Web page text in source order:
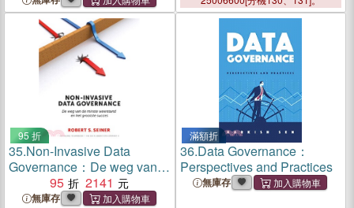
Models
Governance
95 折
35.Non-Invasive Data
Governance：De weg van
de minste weerstand en het
grootste succes
95 2141
無庫存
滿額折
36.Data Governance：
Perspectives and Practices
無庫存